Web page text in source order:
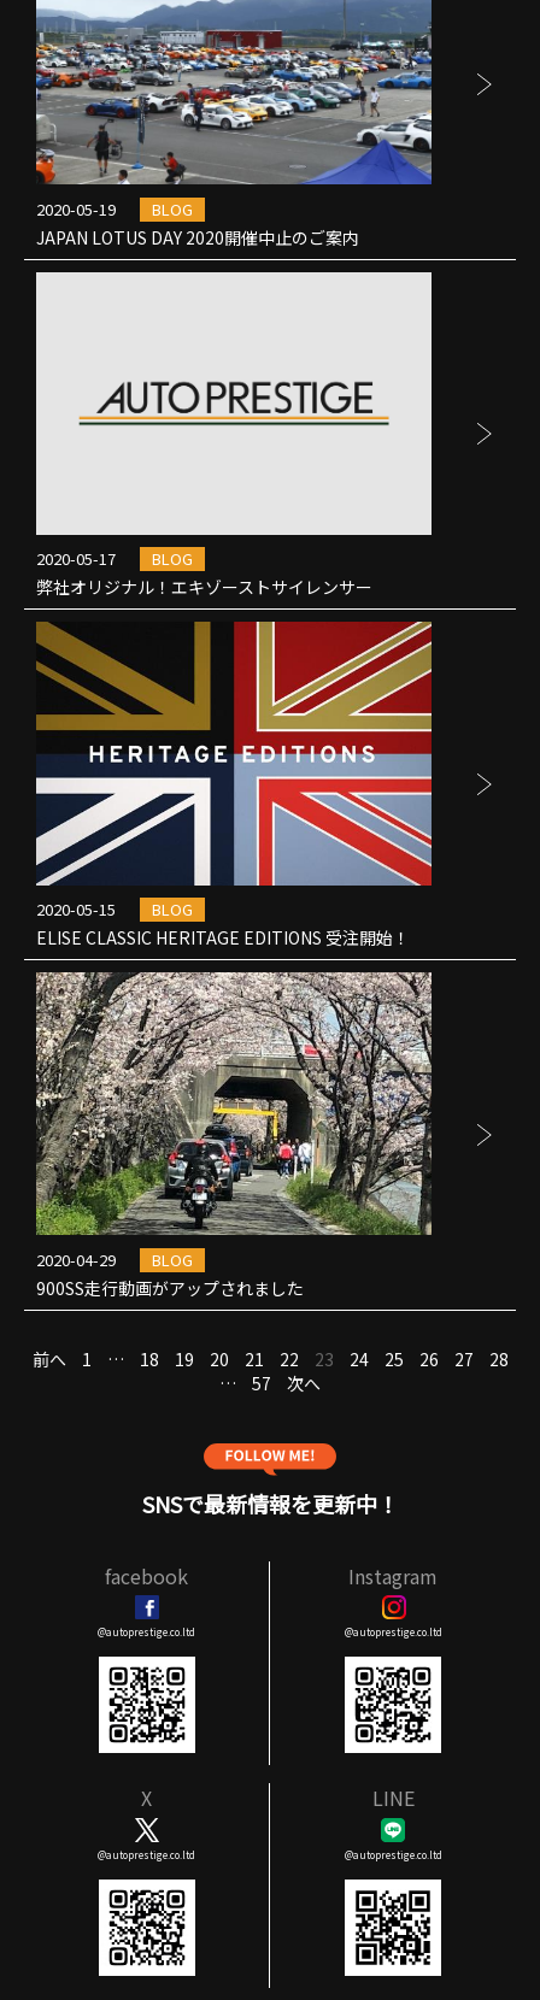
2020-05-19 BLOG
JAPAN LOTUS DAY 2020開催中止のご案内
2020-05-17 BLOG
弊社オリジナル！エキゾーストサイレンサー
2020-05-15 BLOG
ELISE CLASSIC HERITAGE EDITIONS 受注開始！
2020-04-29 BLOG
900SS走行動画がアップされました
投
前へ 1 … 18 19 20 21 22 23 24 25 26 27
28
…
57 次へ
SNSで最新情報を更新中！
facebook
@autoprestige.co.ltd
Instagram
@autoprestige.co.ltd
X
@autoprestige.co.ltd
LINE
@autoprestige.co.ltd